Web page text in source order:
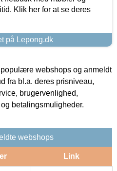
Klik her for at se deres
på Lepong.dk
webshops og anmeldt
fra bl.a. deres prisniveau,
brugervenlighed,
betalingsmuligheder.
webshops
Link